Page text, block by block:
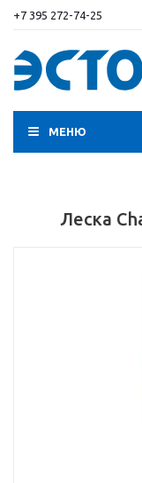
+7 395 272-74-25
МЕНЮ
Леска